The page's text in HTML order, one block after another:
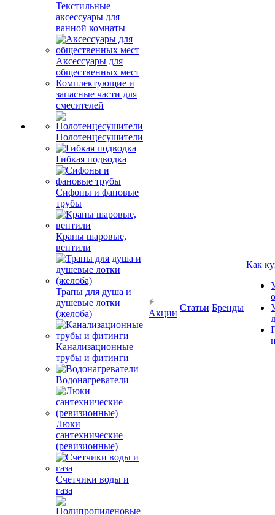
Текстильные
аксессуары для
ванной комнаты
Аксессуары для
общественных мест
Комплектующие и
запасные части для
смесителей
Полотенцесушители
Гибкая подводка
Сифоны и фановые
трубы
Краны шаровые,
вентили
Трапы для душа и
душевые лотки
(желоба)
Канализационные
трубы и фитинги
Водонагреватели
Люки
сантехнические
(ревизионные)
Счетчики воды и
газа
Акции
Статьи Бренды
Как